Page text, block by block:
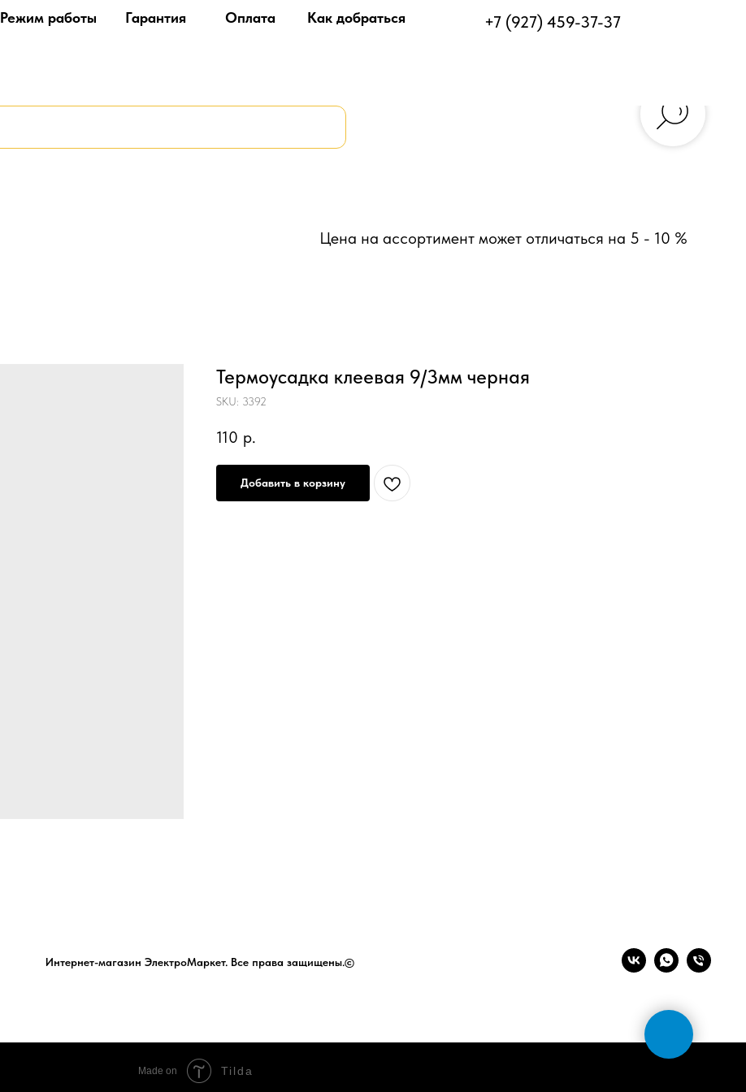
+7 (927) 459-37-37
Гарантия Оплата
Режим работы Как добраться
Цена на ассортимент может отличаться на 5 - 10 %
Термоусадка клеевая 9/3мм черная
SKU: 3392
110 р.
Добавить в корзину
Интернет-магазин ЭлектроМаркет. Все права защищены.©
Made on Tilda